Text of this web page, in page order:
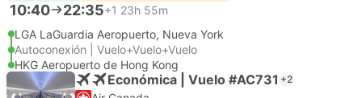
10:40 22:35+1 23h 55m
LGA LaGuardia Aeropuerto, Nueva York
Autoconexión | Vuelo+Vuelo+Vuelo
HKG Aeropuerto de Hong Kong
Económica | Vuelo #AC731 +2